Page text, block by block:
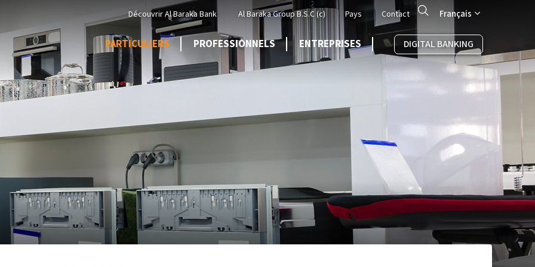
Menu
TopDécouvrir Al Baraka Bank Al Baraka Group B.S.C (c) Pays Contact Français
Search
PARTICULIERS PROFESSIONNELS ENTREPRISES DIGITAL BANKING